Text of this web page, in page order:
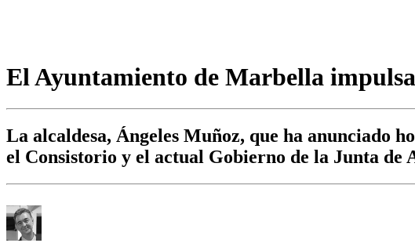
El Ayuntamiento de Marbella
La alcaldesa, Ángeles Muñoz, que ha anunciado
el Consistorio y el actual Gobierno de la Junta